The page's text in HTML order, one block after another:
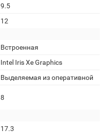
9.5
12
Встроенная
Intel Iris Xe Graphics
Выделяемая из оперативной
8
17.3